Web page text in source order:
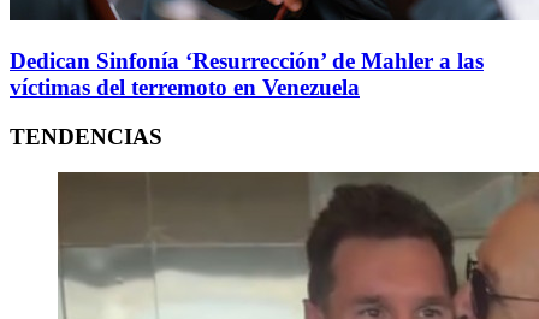
Dedican Sinfonía ‘Resurrección’ de Mahler a las
víctimas del terremoto en Venezuela
TENDENCIAS